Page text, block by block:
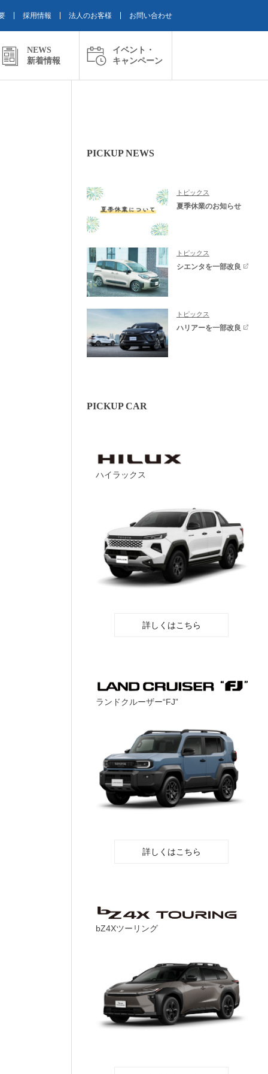
採用情報 法人のお客様 お問い合わせ
NEWS
新着情報
イベント・
キャンペーン
PICKUP NEWS
トピックス
夏季休業のお知らせ
トピックス
シエンタを一部改良
トピックス
ハリアーを一部改良
PICKUP CAR
ハイラックス
詳しくはこちら
ランドクルーザー“FJ”
詳しくはこちら
bZ4Xツーリング